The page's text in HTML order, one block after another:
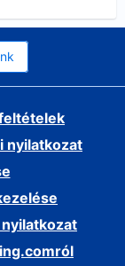
nyilatkozat